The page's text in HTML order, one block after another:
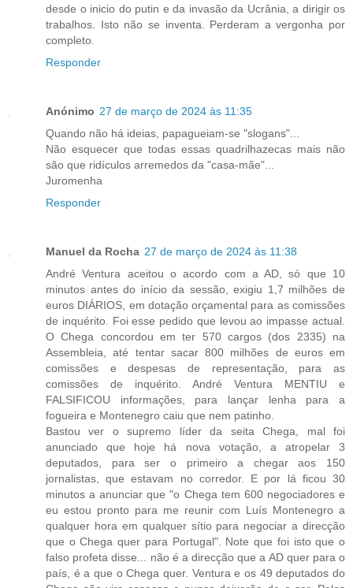
desde o inicio do putin e da invasão da Ucrânia, a dirigir os
trabalhos. Isto não se inventa. Perderam a vergonha por
completo.
Responder
Anónimo 27 de março de 2024 às 11:35
Quando não há ideias, papagueiam-se "slogans"...
Não esquecer que todas essas quadrilhazecas mais não
são que ridículos arremedos da "casa-mãe"...
Juromenha
Responder
Manuel da Rocha 27 de março de 2024 às 11:38
André Ventura aceitou o acordo com a AD, só que 10
minutos antes do início da sessão, exigiu 1,7 milhões de
euros DIÁRIOS, em dotação orçamental para as comissões
de inquérito. Foi esse pedido que levou ao impasse actual.
O Chega concordou em ter 570 cargos (dos 2335) na
Assembleia, até tentar sacar 800 milhões de euros em
comissões e despesas de representação, para as
comissões de inquérito. André Ventura MENTIU e
FALSIFICOU informações, para lançar lenha para a
fogueira e Montenegro caiu que nem patinho.
Bastou ver o supremo líder da seita Chega, mal foi
anunciado que hoje há nova votação, a atropelar 3
deputados, para ser o primeiro a chegar aos 150
jornalistas, que estavam no corredor. E por lá ficou 30
minutos a anunciar que "o Chega tem 600 negociadores e
eu estou pronto para me reunir com Luís Montenegro a
qualquer hora em qualquer sítio para negociar a direcção
que o Chega quer para Portugal". Note que foi isto que o
falso profeta disse... não é a direcção que a AD quer para o
país, é a que o Chega quer. Ventura e os 49 deputados do